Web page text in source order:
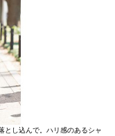
とし込んで。ハリ感のあるシャ